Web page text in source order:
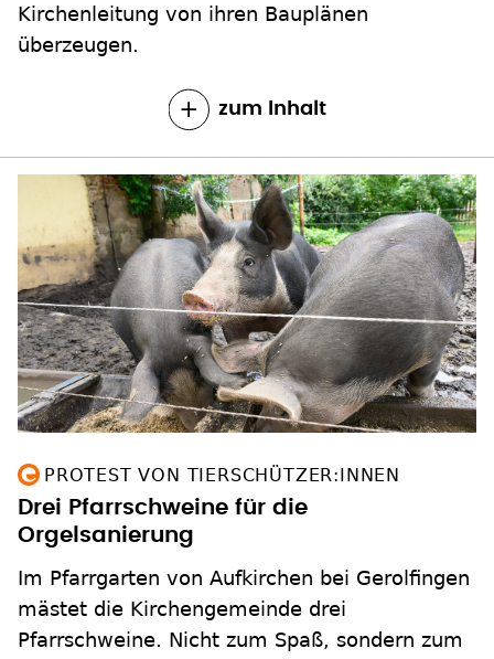
Kirchenleitung von ihren Bauplänen
überzeugen.
zum Inhalt
PROTEST VON TIERSCHÜTZER:INNEN
Drei Pfarrschweine für die
Orgelsanierung
Im Pfarrgarten von Aufkirchen bei Gerolfingen
mästet die Kirchengemeinde drei
Pfarrschweine. Nicht zum Spaß, sondern zum